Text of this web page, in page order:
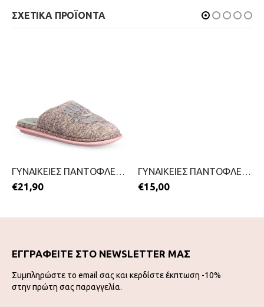
ΣΧΕΤΙΚΑ ΠΡΟΪΟΝΤΑ
ΓΥΝΑΙΚΕΙΕΣ ΠΑΝΤΟΦΛΕΣ-PAREX-2111-0373-ΡΟΖ
€21,90
ΓΥΝΑΙΚΕΙΕΣ ΠΑΝΤΟΦΛΕΣ-DICAS-2111-0431-ΜΠΟΡΝΤΟ
€15,00
ΕΓΓΡΑΦΕΙΤΕ ΣΤΟ NEWSLETTER ΜΑΣ
Συμπληρώστε το email σας και κερδίστε έκπτωση -10%
στην πρώτη σας παραγγελία.